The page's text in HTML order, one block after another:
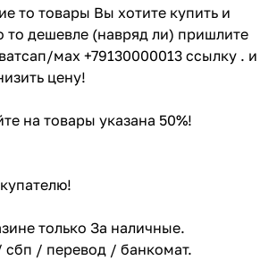
то товары Вы хотите купить и
то дешевле (навряд ли) пришлите
мах +79130000013 ссылку . и
цену!
на товары указана 50%!
только За наличные.
/ перевод / банкомат.